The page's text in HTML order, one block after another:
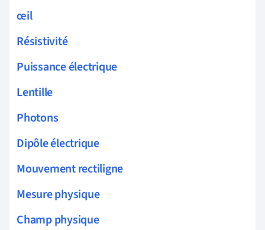
œil
Résistivité
Puissance électrique
Lentille
Photons
Dipôle électrique
Mouvement rectiligne
Mesure physique
Champ physique